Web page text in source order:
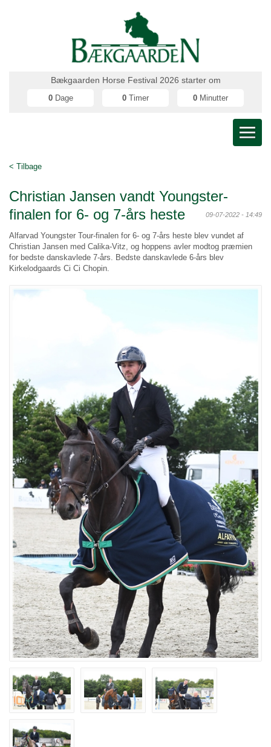
Bækgaarden Horse Festival 2026 starter om
0 Dage 0 Timer 0 Minutter
< Tilbage
Christian Jansen vandt Youngster-
finalen for 6- og 7-års heste
09-07-2022 - 14:49
Alfarvad Youngster Tour-finalen for 6- og 7-års heste blev vundet af
Christian Jansen med Calika-Vitz, og hoppens avler modtog præmien
for bedste danskavlede 7-års. Bedste danskavlede 6-års blev
Kirkelodgaards Ci Ci Chopin.